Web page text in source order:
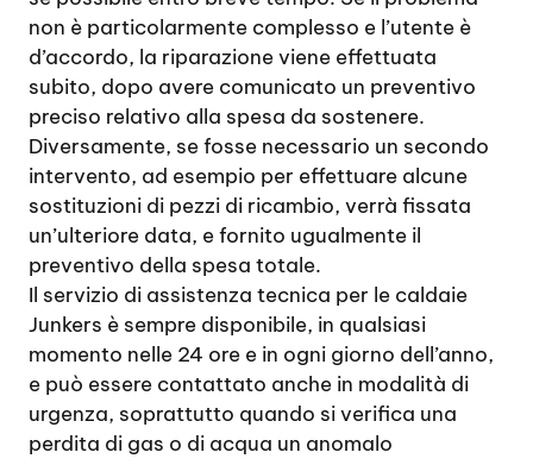
non è particolarmente complesso e l’utente è
d’accordo, la riparazione viene effettuata
subito, dopo avere comunicato un preventivo
preciso relativo alla spesa da sostenere.
Diversamente, se fosse necessario un secondo
intervento, ad esempio per effettuare alcune
sostituzioni di pezzi di ricambio, verrà fissata
un’ulteriore data, e fornito ugualmente il
preventivo della spesa totale.
Il servizio di assistenza tecnica per le caldaie
Junkers è sempre disponibile, in qualsiasi
momento nelle 24 ore e in ogni giorno dell’anno,
e può essere contattato anche in modalità di
urgenza, soprattutto quando si verifica una
perdita di gas o di acqua un anomalo